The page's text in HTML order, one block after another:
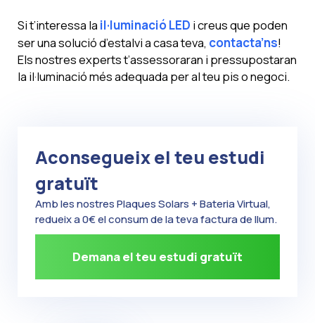
Si t’interessa la il·luminació LED i creus que poden
ser una solució d’estalvi a casa teva, contacta’ns!
Els nostres experts t’assessoraran i pressupostaran
la il·luminació més adequada per al teu pis o negoci.
Aconsegueix el teu estudi
gratuït
Amb les nostres Plaques Solars + Bateria Virtual,
redueix a 0€ el consum de la teva factura de llum.
Demana el teu estudi gratuït